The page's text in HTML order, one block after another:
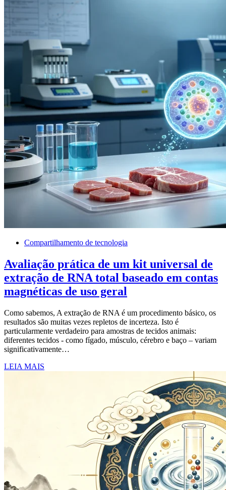
Compartilhamento de tecnologia
Avaliação prática de um kit universal de
extração de RNA total baseado em contas
magnéticas de uso geral
Como sabemos, A extração de RNA é um procedimento básico, os
resultados são muitas vezes repletos de incerteza. Isto é
particularmente verdadeiro para amostras de tecidos animais:
diferentes tecidos - como fígado, músculo, cérebro e baço – variam
significativamente…
LEIA MAIS